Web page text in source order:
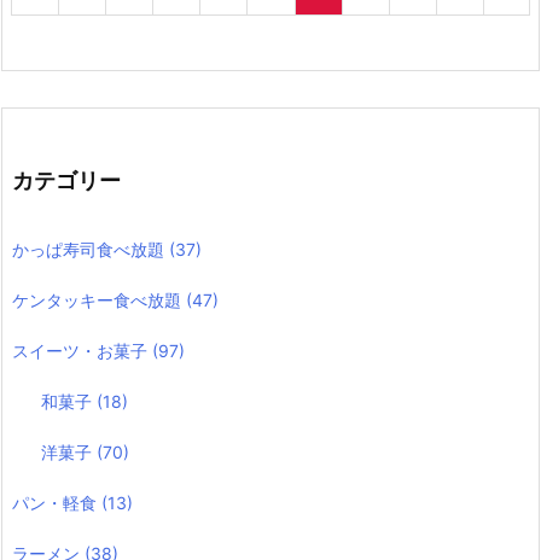
カテゴリー
かっぱ寿司食べ放題 (37)
ケンタッキー食べ放題 (47)
スイーツ・お菓子 (97)
和菓子 (18)
洋菓子 (70)
パン・軽食 (13)
ラーメン (38)